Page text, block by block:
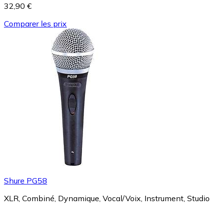
32,90 €
Comparer les prix
Shure PG58
XLR, Combiné, Dynamique, Vocal/Voix, Instrument, Studio